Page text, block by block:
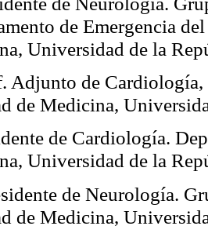
de Emergencia
Universidad de la
Adjunto de
de Medicina,
de Cardiología.
Universidad de la
de Neurología.
de Medicina,